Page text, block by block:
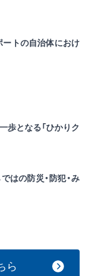
トの自治体におけ
歩となる「ひかりク
はの防災・防犯・み
ら